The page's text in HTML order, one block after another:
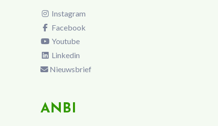
Instagram
Facebook
Youtube
Linkedin
Nieuwsbrief
ANBI